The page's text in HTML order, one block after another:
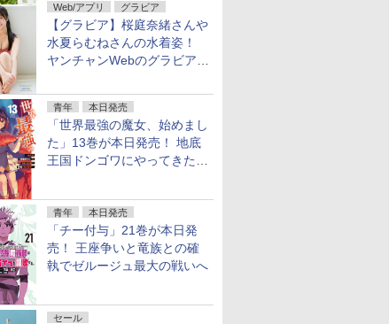
Web/アプリ グラビア
【グラビア】桜庭奈緒さんや
水夏らむねさんの水着姿！
ヤンチャンWebのグラビア公
青年 本日発売
「世界最強の魔女、始めまし
た」13巻が本日発売！ 地底
王国ドンゴワにやってきたロ
青年 本日発売
「チー付与」21巻が本日発
売！ 王座争いと竜族との確
執でゼルージュ最大の戦いへ
セール